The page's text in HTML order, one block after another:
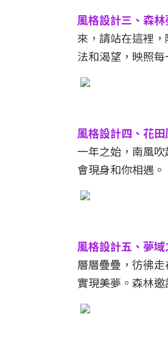
風格設計三、森林
來，請站在這裡
法和渴望，映照
風格設計四、花
一年之始，南風
會現身和你相遇。
風格設計五、夢
層層疊疊，彷彿
實現美夢。森林